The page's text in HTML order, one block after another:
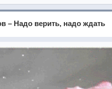
– Надо верить, надо ждать